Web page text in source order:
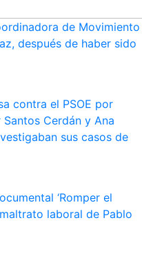
de Movimiento
después de haber sido
contra el PSOE por
Cerdán y Ana
sus casos de
‘Romper el
laboral de Pablo